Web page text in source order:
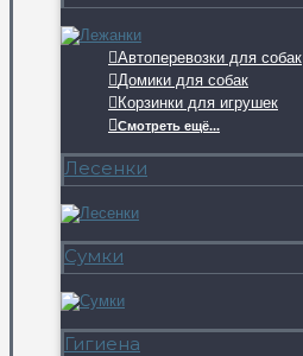
Автоперевозки для собак
Домики для собак
Корзинки для игрушек
Смотреть ещё...
Лесенки
Сумки
Гигиена